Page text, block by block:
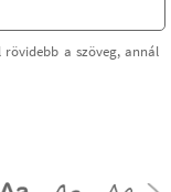
a szöveg, annál